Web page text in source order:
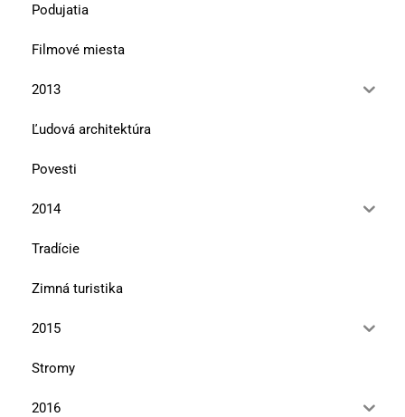
Podujatia
Filmové miesta
2013
Ľudová architektúra
Povesti
2014
Tradície
Zimná turistika
2015
Stromy
2016